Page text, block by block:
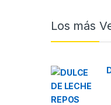
Brands Carousel
Los más